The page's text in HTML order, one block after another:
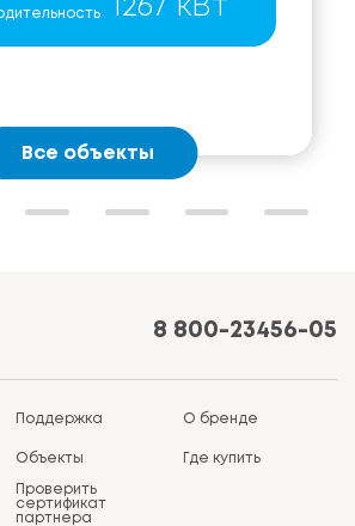
1267 кВт
Все объекты
8 800-23456-05
Поддержка О бренде
Объекты Где купить
Проверить
сертификат
партнера